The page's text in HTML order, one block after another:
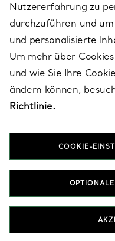
ÜBER TIFFANY & CO.
RECHTLICHE HINWEISE
FOLGEN SIE UNS
Nutzererfahrung zu
durchzuführen und
und personalisierte
Um mehr über
und wie Sie Ihre
ändern können,
Richtlinie.
COOKIE-